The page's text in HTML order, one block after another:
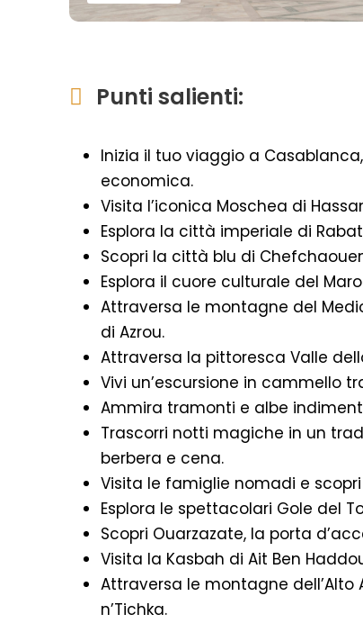
Punti salienti:
Inizia il tuo viaggio a
economica.
Visita l’iconica Moschea di
Esplora la città imperiale di
Scopri la città blu di
Esplora il cuore culturale del
Attraversa le montagne del
di Azrou.
Attraversa la pittoresca Valle
Vivi un’escursione in cammello
Ammira tramonti e albe
Trascorri notti magiche in un
berbera e cena.
Visita le famiglie nomadi e
Esplora le spettacolari Gole del
Scopri Ouarzazate, la porta
Visita la Kasbah di Ait Ben
Attraversa le montagne
n’Tichka.